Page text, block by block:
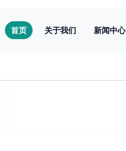
首页 关于我们 新闻中心